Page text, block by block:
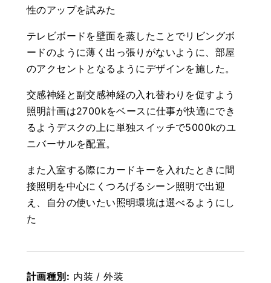
性のアップを試みた
テレビボードを壁面を蒸したことでリビングボ
ードのように薄く出っ張りがないように、部屋
のアクセントとなるようにデザインを施した。
交感神経と副交感神経の入れ替わりを促すよう
照明計画は2700kをベースに仕事が快適にでき
るようデスクの上に単独スイッチで5000kのユ
ニバーサルを配置。
また入室する際にカードキーを入れたときに間
接照明を中心にくつろげるシーン照明で出迎
え、自分の使いたい照明環境は選べるようにし
た
計画種別ㅤ:ㅤ 内装 / 外装